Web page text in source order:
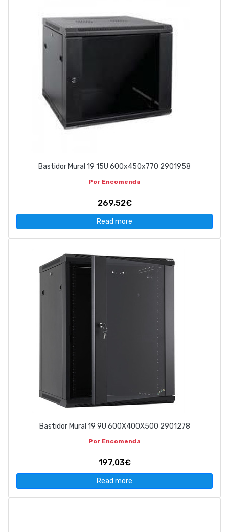
Bastidor Mural 19 15U 600x450x770 2901958
Por Encomenda
269,52€
Read more
Bastidor Mural 19 9U 600X400X500 2901278
Por Encomenda
197,03€
Read more